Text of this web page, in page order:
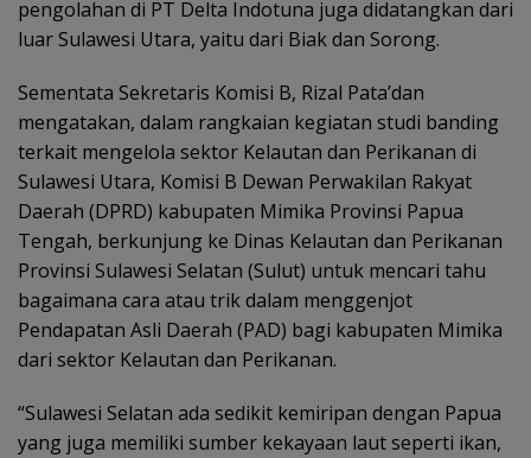
pengolahan di PT Delta Indotuna juga didatangkan dari
luar Sulawesi Utara, yaitu dari Biak dan Sorong.
Sementata Sekretaris Komisi B, Rizal Pata’dan
mengatakan, dalam rangkaian kegiatan studi banding
terkait mengelola sektor Kelautan dan Perikanan di
Sulawesi Utara, Komisi B Dewan Perwakilan Rakyat
Daerah (DPRD) kabupaten Mimika Provinsi Papua
Tengah, berkunjung ke Dinas Kelautan dan Perikanan
Provinsi Sulawesi Selatan (Sulut) untuk mencari tahu
bagaimana cara atau trik dalam menggenjot
Pendapatan Asli Daerah (PAD) bagi kabupaten Mimika
dari sektor Kelautan dan Perikanan.
“Sulawesi Selatan ada sedikit kemiripan dengan Papua
yang juga memiliki sumber kekayaan laut seperti ikan,